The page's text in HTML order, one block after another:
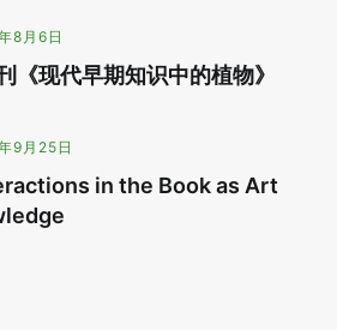
8月6日
《现代早期知识中的植物》
9月25日
in the Book as Art